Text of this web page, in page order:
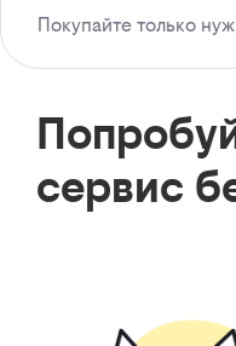
Покупайте только
сервис